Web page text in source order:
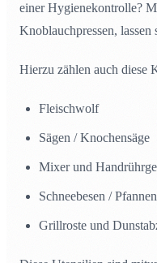
einer Hygienekontrolle?
Knoblauchpressen,
Hierzu zählen auch diese
Fleischwolf
Sägen / Knochensäge
Mixer und
Schneebesen /
Grillroste und